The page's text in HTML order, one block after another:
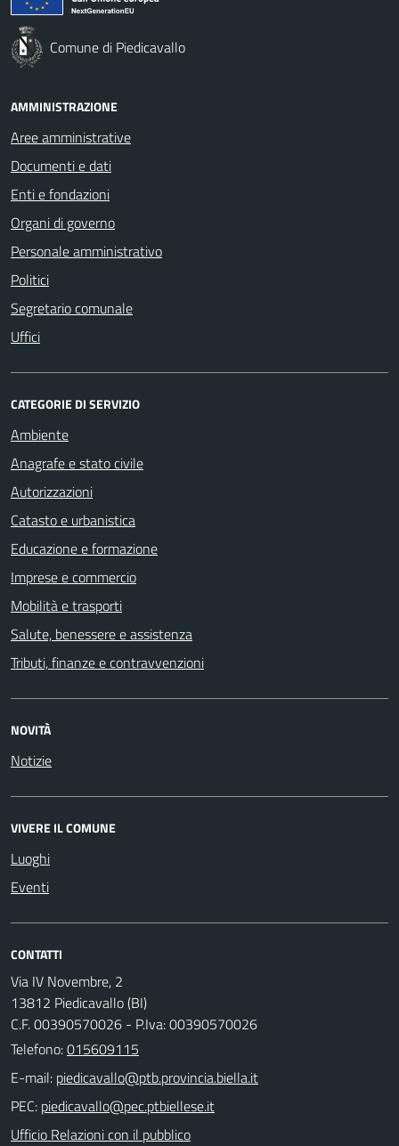
Comune di Piedicavallo
AMMINISTRAZIONE
Aree amministrative
Documenti e dati
Enti e fondazioni
Organi di governo
Personale amministrativo
Politici
Segretario comunale
Uffici
CATEGORIE DI SERVIZIO
Ambiente
Anagrafe e stato civile
Autorizzazioni
Catasto e urbanistica
Educazione e formazione
Imprese e commercio
Mobilità e trasporti
Salute, benessere e assistenza
Tributi, finanze e contravvenzioni
NOVITÀ
Notizie
VIVERE IL COMUNE
Luoghi
Eventi
CONTATTI
Via IV Novembre, 2
13812 Piedicavallo (BI)
C.F. 00390570026 - P.Iva: 00390570026
Telefono:015609115
E-mail:
PEC:
Ufficio Relazioni con il pubblico